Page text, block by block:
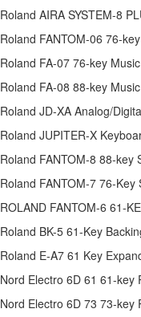
Roland AIRA SYSTEM-8
Roland FANTOM-06 76-
Roland FA-07 76-key
Roland FA-08 88-key
Roland JD-XA Analog/
Roland JUPITER-X
Roland FANTOM-8 88-key
Roland FANTOM-7 76-
ROLAND FANTOM-6 61-
Roland BK-5 61-Key
Roland E-A7 61 Key
Nord Electro 6D 61 61-key
Nord Electro 6D 73 73-key